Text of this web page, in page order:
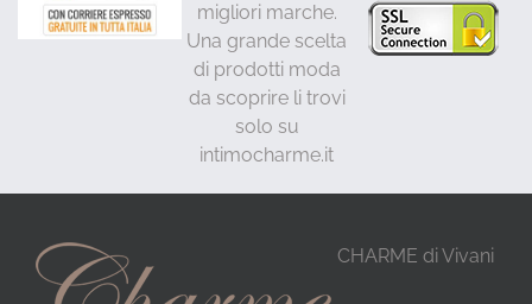
migliori marche.
Una grande scelta
di prodotti moda
da scoprire li trovi
solo su
intimocharme.it
CHARME di Vivani